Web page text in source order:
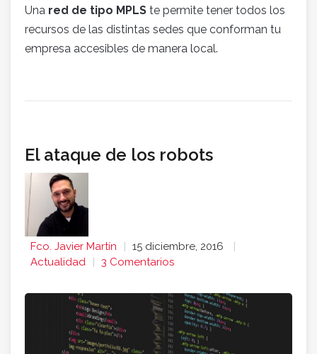
Una red de tipo MPLS te permite tener todos los
recursos de las distintas sedes que conforman tu
empresa accesibles de manera local.
El ataque de los robots
Fco. Javier Martín
15 diciembre, 2016
Actualidad
3 Comentarios